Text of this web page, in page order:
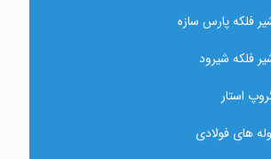
فلکه پارس سازه
فلکه شیرود
استار
های فولادی